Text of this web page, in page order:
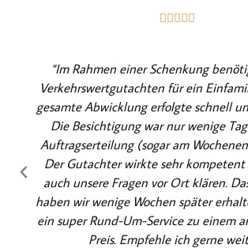
    B
e
r
t
e
t
m
i
t
5
v
"Im Rahmen einer Schenkung
Verkehrswertgutachten für ein
gesamte Abwicklung erfolgte schnell
Die Besichtigung war nur wenige
Auftragserteilung (sogar am
Der Gutachter wirkte sehr
auch unsere Fragen vor Ort klären.
haben wir wenige Wochen später
ein super Rund-Um-Service zu einem
Preis. Empfehle ich gerne